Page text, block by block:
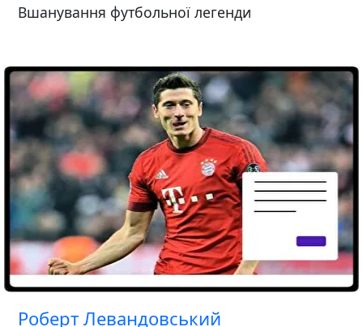
Вшанування футбольної легенди
Роберт Левандовський